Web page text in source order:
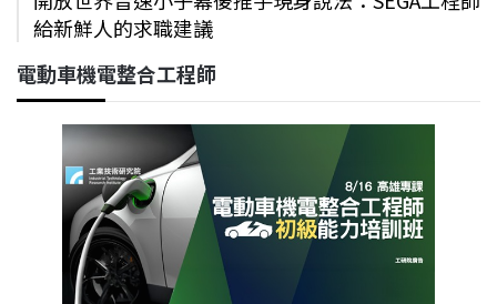
給新鮮人的求職建議
電動車機電整合工程師